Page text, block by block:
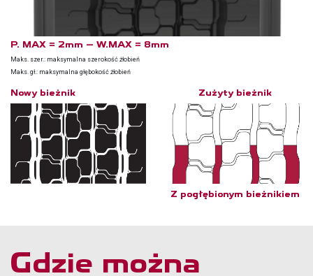
P. MAX = 2mm — W.MAX = 8mm
Maks. szer.: maksymalna szerokość żłobień
Maks. gł.: maksymalna głębokość żłobień
Nowy bieżnik Zużyty bieżnik
Z pogłębionym bieżnikiem
Gdzie można